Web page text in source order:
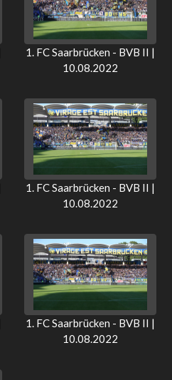
1. FC Saarbrücken - BVB II |
10.08.2022
1. FC Saarbrücken - BVB II |
10.08.2022
1. FC Saarbrücken - BVB II |
10.08.2022